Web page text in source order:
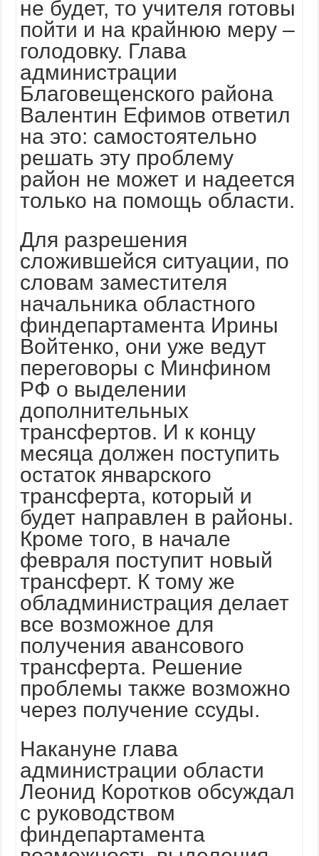
не будет, то учителя готовы
пойти и на крайнюю меру –
голодовку. Глава
администрации
Благовещенского района
Валентин Ефимов ответил
на это: самостоятельно
решать эту проблему
район не может и надеется
только на помощь области.
Для разрешения
сложившейся ситуации, по
словам заместителя
начальника областного
финдепартамента Ирины
Войтенко, они уже ведут
переговоры с Минфином
РФ о выделении
дополнительных
трансфертов. И к концу
месяца должен поступить
остаток январского
трансферта, который и
будет направлен в районы.
Кроме того, в начале
февраля поступит новый
трансферт. К тому же
обладминистрация делает
все возможное для
получения авансового
трансферта. Решение
проблемы также возможно
через получение ссуды.
Накануне глава
администрации области
Леонид Коротков обсуждал
с руководством
финдепартамента